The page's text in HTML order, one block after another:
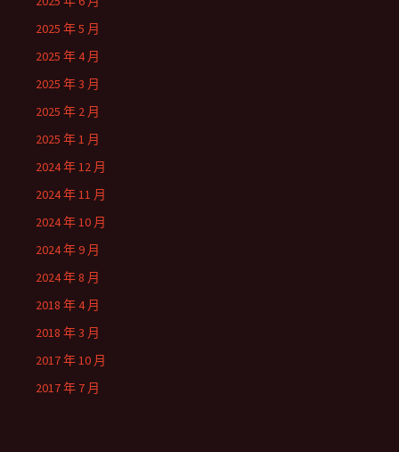
2025 年 5 月
2025 年 4 月
2025 年 3 月
2025 年 2 月
2025 年 1 月
2024 年 12 月
2024 年 11 月
2024 年 10 月
2024 年 9 月
2024 年 8 月
2018 年 4 月
2018 年 3 月
2017 年 10 月
2017 年 7 月